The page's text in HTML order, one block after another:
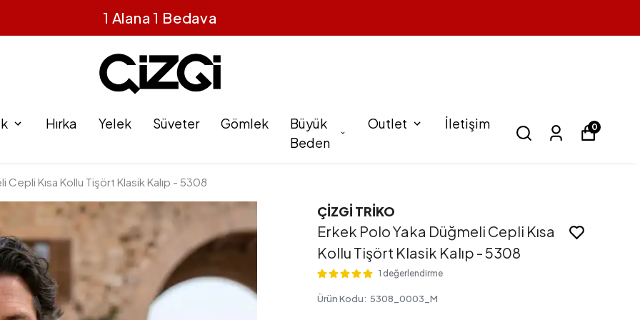
1 Alana 1 Bedava
Hırka Yelek Süveter Gömlek
Büyük
Beden
Outlet İletişim 0
Cepli Kısa Kollu Tişört Klasik Kalıp - 5308
ÇİZGİ TRİKO
Erkek Polo Yaka Düğmeli Cepli Kısa
Kollu Tişört Klasik Kalıp - 5308
1 değerlendirme
Ürün Kodu: 5308_0003_M